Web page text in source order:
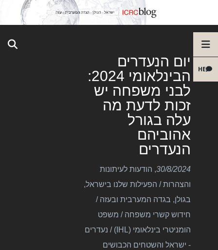
HE
יום הנעדרים
הבינלאומי 2024:
לבני משפחה יש
זכות לדעת מה
עלה בגורל
אהוביהם
הנעדרים
30/8/2024
, הודעות לעיתונות
והצהרות/ הפעילות שלנו בישראל,
בגולן, בגדה המערבית ובעזה /
חידוש קשרי משפחה / משפט
הומניטרי בינלאומי (IHL)
/ נעדרים
- ישראל והשטחים הכבושים